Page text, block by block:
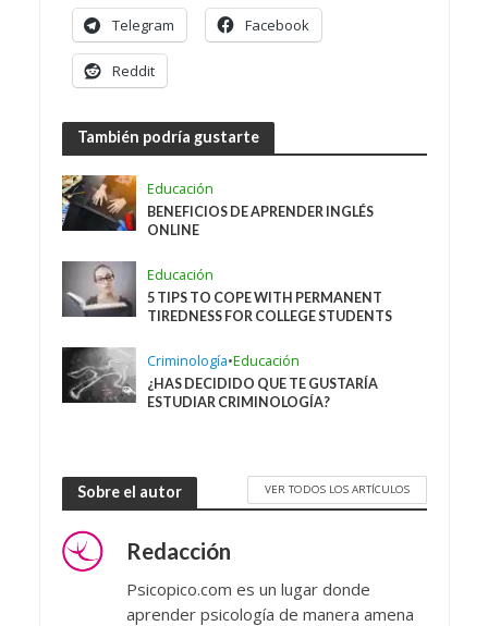
Telegram Facebook
Reddit
También podría gustarte
Educación
BENEFICIOS DE APRENDER INGLÉS
ONLINE
Educación
5 TIPS TO COPE WITH PERMANENT
TIREDNESS FOR COLLEGE STUDENTS
Criminología•Educación
¿HAS DECIDIDO QUE TE GUSTARÍA
ESTUDIAR CRIMINOLOGÍA?
Sobre el autor VER TODOS LOS ARTÍCULOS
Redacción
Psicopico.com es un lugar donde
aprender psicología de manera amena